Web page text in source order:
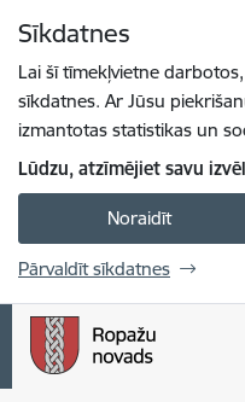
Sīkdatnes
Lai šī tīmekļvietne
sīkdatnes. Ar Jūsu
izmantotas statistikas un
Lūdzu, atzīmējiet savu
Noraidīt
Pārvaldīt sīkdatnes